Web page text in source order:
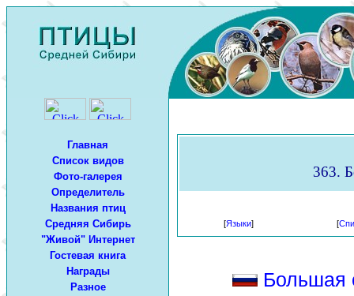
Главная
Список видов
Фото-галерея
Определитель
Названия птиц
Средняя Сибирь
"Живой" Интернет
Гостевая книга
Награды
Разное
363.
[Языки] [
Большая